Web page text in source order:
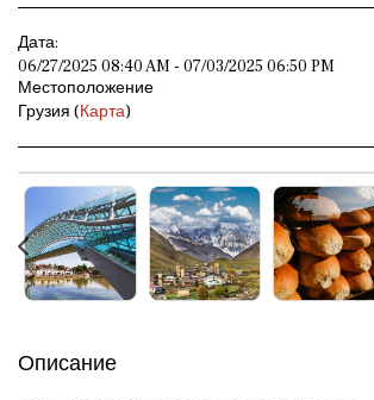
Дата:
06/27/2025 08:40 AM - 07/03/2025 06:50 PM
Местоположение
Грузия (Карта)
Описание